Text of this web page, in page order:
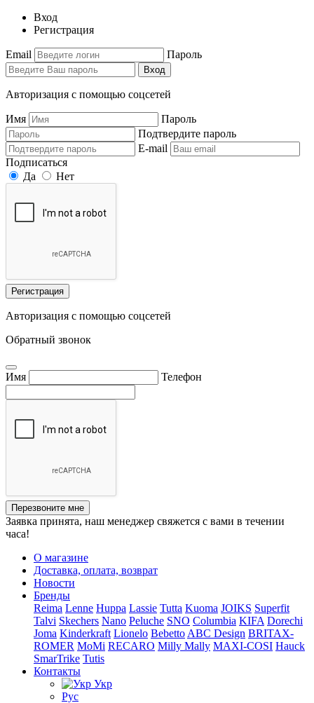
Вход
Регистрация
Email Пароль
Вход
Авторизация с помощью соцсетей
Имя
Пароль
Подтвердите пароль
E-mail
Подписаться
Да
Нет
Регистрация
Авторизация с помощью соцсетей
Обратный звонок
Имя Телефон
Перезвоните мне
Заявка принята, наш менеджер свяжется с вами в течении
часа!
О магазине
Доставка, оплата, возврат
Новости
Бренды
Reima Lenne Huppa Lassie Tutta Kuoma JOIKS Superfit
Talvi Skechers Nano Peluche SNO Columbia KIFA Dorechi
Joma Kinderkraft Lionelo Bebetto ABC Design BRITAX-
ROMER MoMi RECARO Milly Mally MAXI-COSI Hauck
SmarTrike Tutis
Контакты
Укр
Рус